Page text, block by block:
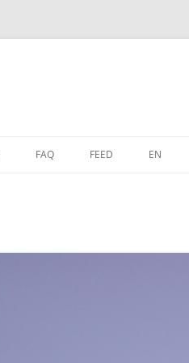
Inhalt
FAQ FEED EN